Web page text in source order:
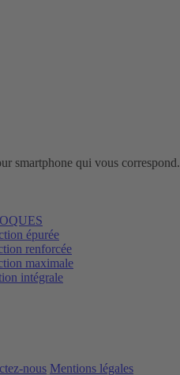
smartphone qui vous correspond.
épurée
renforcée
maximale
intégrale
Mentions légales